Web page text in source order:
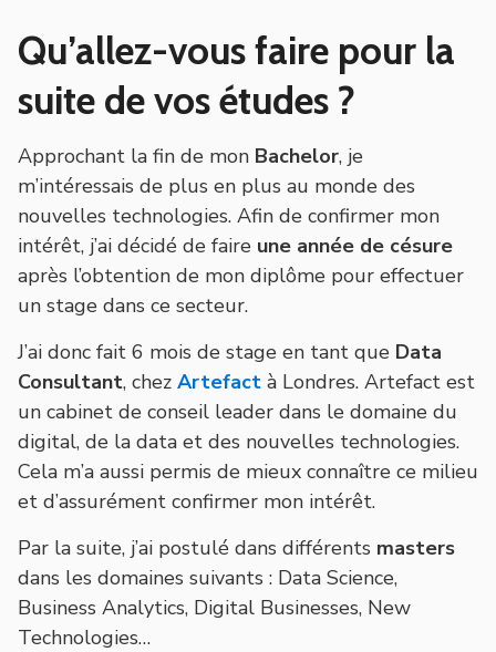
Qu’allez-vous faire pour la
suite de vos études ?
Approchant la fin de mon Bachelor, je
m’intéressais de plus en plus au monde des
nouvelles technologies. Afin de confirmer mon
intérêt, j’ai décidé de faire une année de césure
après l’obtention de mon diplôme pour effectuer
un stage dans ce secteur.
J’ai donc fait 6 mois de stage en tant que Data
Consultant, chez Artefact à Londres. Artefact est
un cabinet de conseil leader dans le domaine du
digital, de la data et des nouvelles technologies.
Cela m’a aussi permis de mieux connaître ce milieu
et d’assurément confirmer mon intérêt.
Par la suite, j’ai postulé dans différents masters
dans les domaines suivants : Data Science,
Business Analytics, Digital Businesses, New
Technologies…